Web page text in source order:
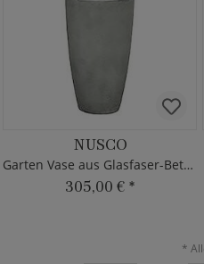
NUSCO
Garten Vase aus Glasfaser-Beton
305,00 € *
*